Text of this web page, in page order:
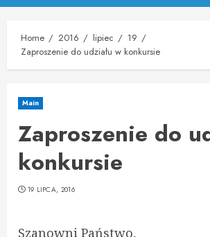
Menu
Home 2016 lipiec
19
Zaproszenie do udziału w konkursie
Main
Zaproszenie do
konkursie
19 LIPCA, 2016
Szanowni Państwo,